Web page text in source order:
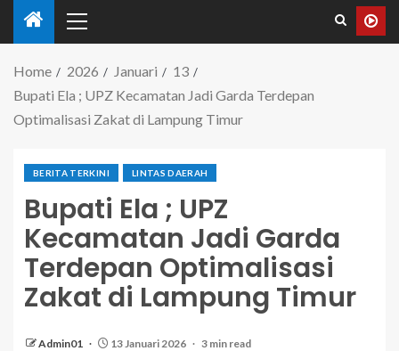
Home 2026 Januari
13
Bupati Ela ; UPZ Kecamatan Jadi Garda Terdepan
Optimalisasi Zakat di Lampung Timur
BERITA TERKINI LINTAS DAERAH
Bupati Ela ; UPZ
Kecamatan Jadi Garda
Terdepan Optimalisasi
Zakat di Lampung Timur
Admin01 13 Januari 2026 3 min read